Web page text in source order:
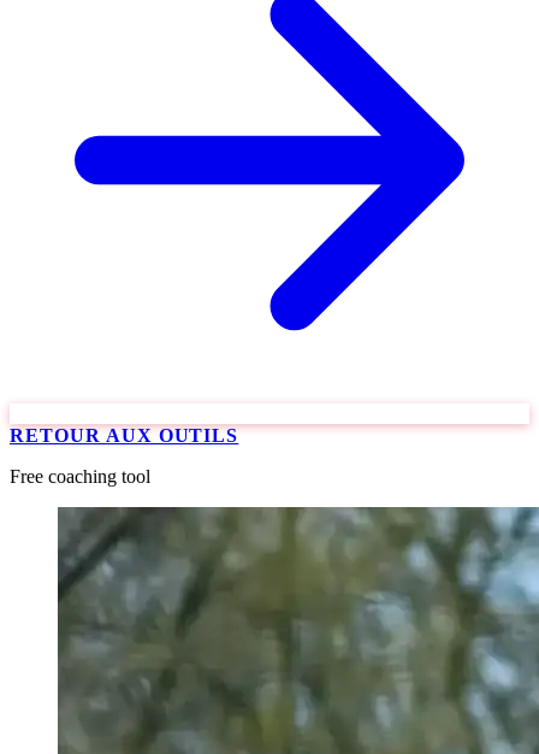
RETOUR AUX OUTILS
Free coaching tool